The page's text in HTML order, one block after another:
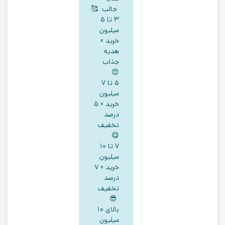
جالب 🥰
۳ تا ۵
میلیون
خرید »
هدیه
جذاب
😍
5 تا ۷
میلیون
خرید » ۵
درصد
تخفیف
😋
۷ تا ۱۰
میلیون
خرید » ۷
درصد
تخفیف
😎
بالای ۱۰
میلیون